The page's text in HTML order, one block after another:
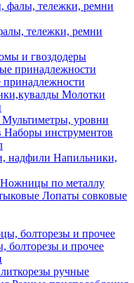
тележки, ремни
и гвоздодеры
Молотки
Мультиметры, уровни
Наборы инструментов
Напильники,
Ножницы по металлу
Лопаты совковые
болторезы и прочее
ручные